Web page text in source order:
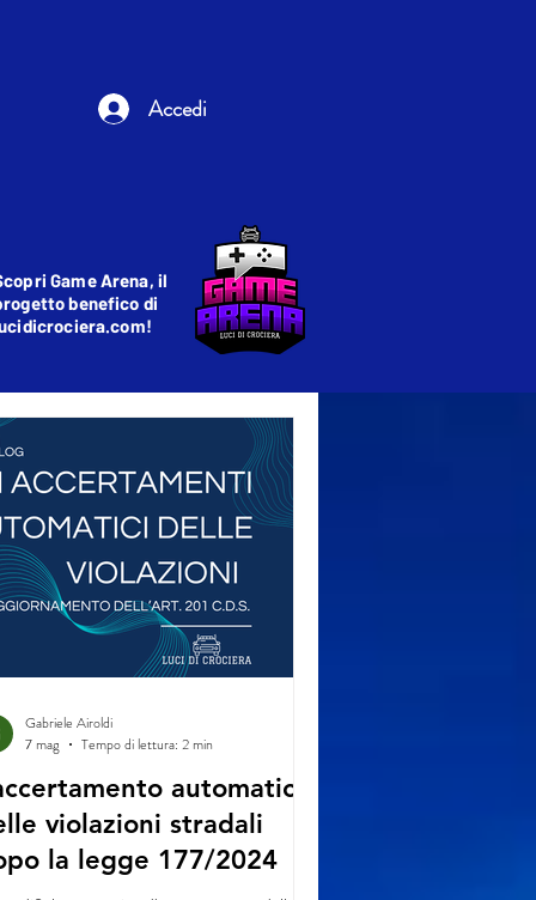
Accedi
Game Arena, il
benefico di
automatico
violazioni stradali
la legge 177/2024
Gabriele Airoldi
7 mag
Tempo di lettura: 2 min